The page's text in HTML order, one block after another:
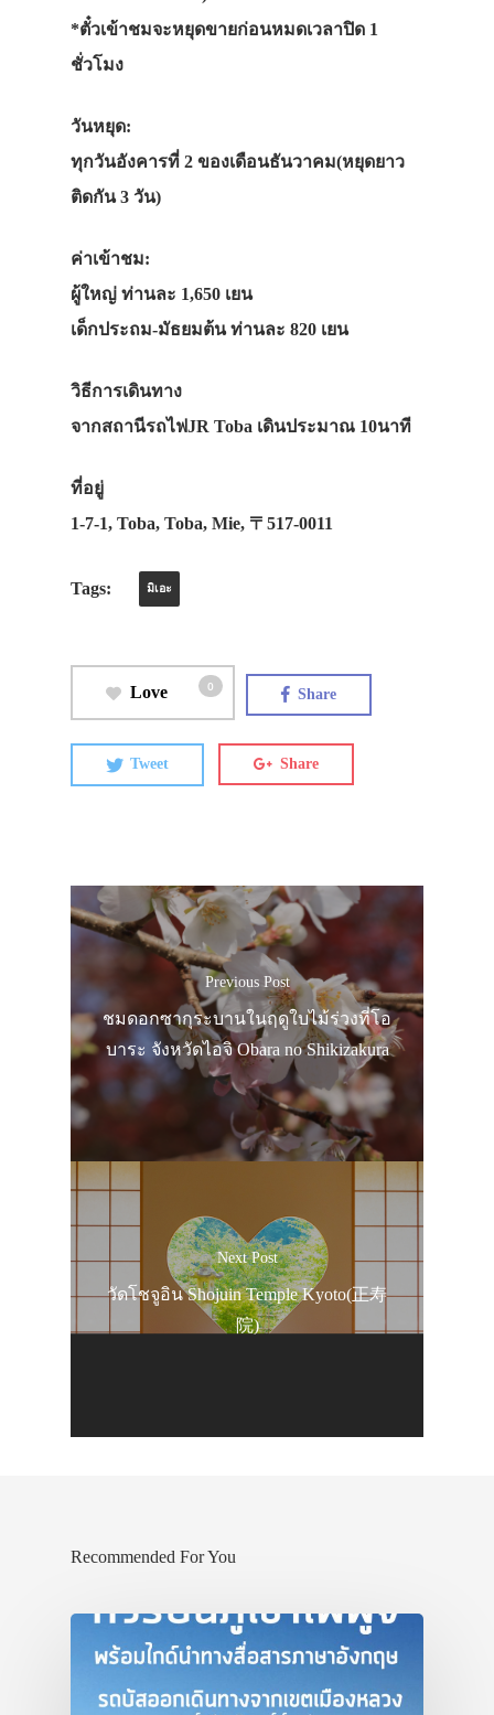
*ตั๋วเข้าชมจะหยุดขายก่อนหมดเวลาปิด 1
ชั่วโมง
วันหยุด:
ทุกวันอังคารที่ 2 ของเดือนธันวาคม(หยุดยาว
ติดกัน 3 วัน)
ค่าเข้าชม:
ผู้ใหญ่ ท่านละ 1,650 เยน
เด็กประถม-มัธยมต้น ท่านละ 820 เยน
วิธีการเดินทาง
จากสถานีรถไฟJR Toba เดินประมาณ 10นาที
ที่อยู่
1-7-1, Toba, Toba, Mie, 〒517-0011
Tags: มิเอะ
Love 0 Share
Tweet Share
Previous Post
ชมดอกซากุระบานในฤดูใบไม้ร่วงที่โอ
บาระ จังหวัดไอจิ Obara no Shikizakura
Next Post
วัดโชจูอิน Shojuin Temple Kyoto(正寿
院)
Recommended For You